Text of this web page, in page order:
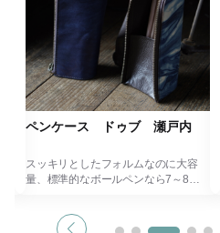
ペンケース ドゥブ 瀬戸内
スッキリとしたフォルムなのに大容
量、標準的なボールペンなら7～8本
丸みを帯びたフォルムは男性にも女性